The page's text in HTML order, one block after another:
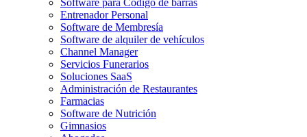
Software para Código de barras
Entrenador Personal
Software de Membresía
Software de alquiler de vehículos
Channel Manager
Servicios Funerarios
Soluciones SaaS
Administración de Restaurantes
Farmacias
Software de Nutrición
Gimnasios